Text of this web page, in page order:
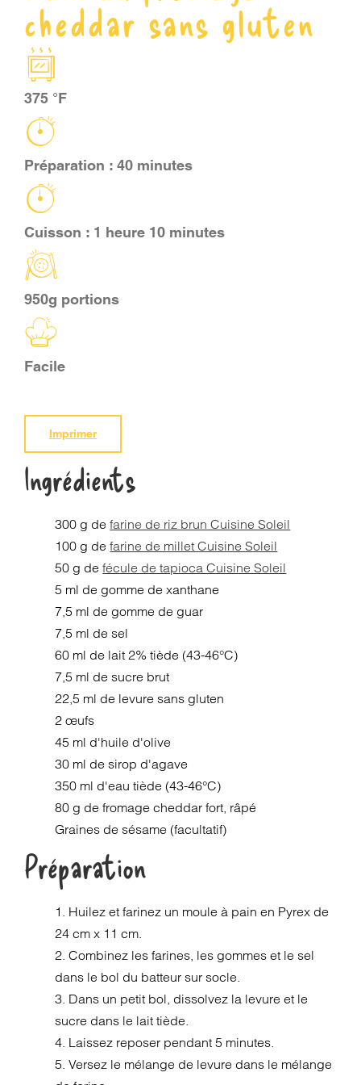
PANIER
cheddar sans gluten
375 °F
Préparation : 40 minutes
Cuisson : 1 heure 10 minutes
950g portions
Facile
Imprimer
Ingrédients
300 g defarine de riz brun Cuisine Soleil
100 g defarine de millet Cuisine Soleil
50 g defécule de tapioca Cuisine Soleil
5 ml de gomme de xanthane
7,5 ml de gomme de guar
7,5 ml de sel
60 ml de lait 2% tiède (43-46°C)
7,5 ml de sucre brut
22,5 ml de levure sans gluten
2 œufs
45 ml d'huile d'olive
30 ml de sirop d'agave
350 ml d'eau tiède (43-46°C)
80 g de fromage cheddar fort, râpé
Graines de sésame (facultatif)
Préparation
1. Huilez et farinez un moule à pain en Pyrex de
24 cm x 11 cm.
2. Combinez les farines, les gommes et le sel
dans le bol du batteur sur socle.
3. Dans un petit bol, dissolvez la levure et le
sucre dans le lait tiède.
4. Laissez reposer pendant 5 minutes.
5. Versez le mélange de levure dans le mélange